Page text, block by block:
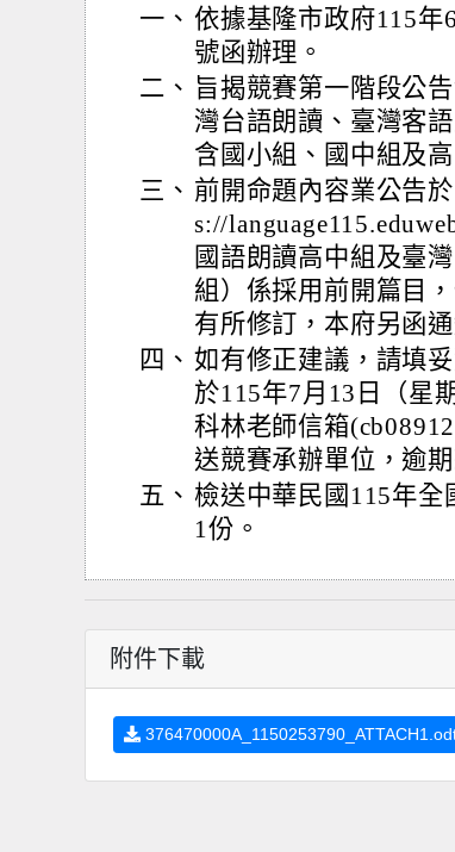
一、 依據基隆市政府115年
號函辦理。
二、 旨揭競賽第一階段公
灣台語朗讀、臺灣客
含國小組、國中組及
三、 前開命題內容業公告
s://
國語朗讀高中組及臺
組）係採用前開篇目
有所修訂，本府另函通
四、 如有修正建議，請填
於115年7月13日（星
科林老師信箱
送競賽承辦單位，逾
五、 檢送中華民國115年
1份。
附件下載